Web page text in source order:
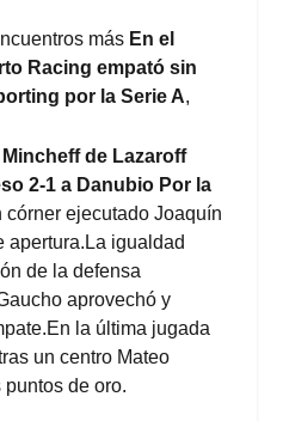
más En el
Racing empató sin
por la Serie A,
Mincheff de Lazaroff
2-1 a Danubio Por la
córner ejecutado Joaquín
apertura.La igualdad
de la defensa
aprovechó y
la última jugada
un centro Mateo
de oro.